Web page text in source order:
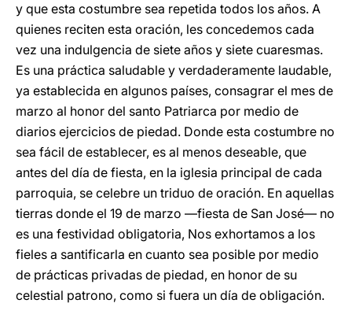
y que esta costumbre sea repetida todos los años. A
quienes reciten esta oración, les concedemos cada
vez una indulgencia de siete años y siete cuaresmas.
Es una práctica saludable y verdaderamente laudable,
ya establecida en algunos países, consagrar el mes de
marzo al honor del santo Patriarca por medio de
diarios ejercicios de piedad. Donde esta costumbre no
sea fácil de establecer, es al menos deseable, que
antes del día de fiesta, en la iglesia principal de cada
parroquia, se celebre un triduo de oración. En aquellas
tierras donde el 19 de marzo —fiesta de San José— no
es una festividad obligatoria, Nos exhortamos a los
fieles a santificarla en cuanto sea posible por medio
de prácticas privadas de piedad, en honor de su
celestial patrono, como si fuera un día de obligación.